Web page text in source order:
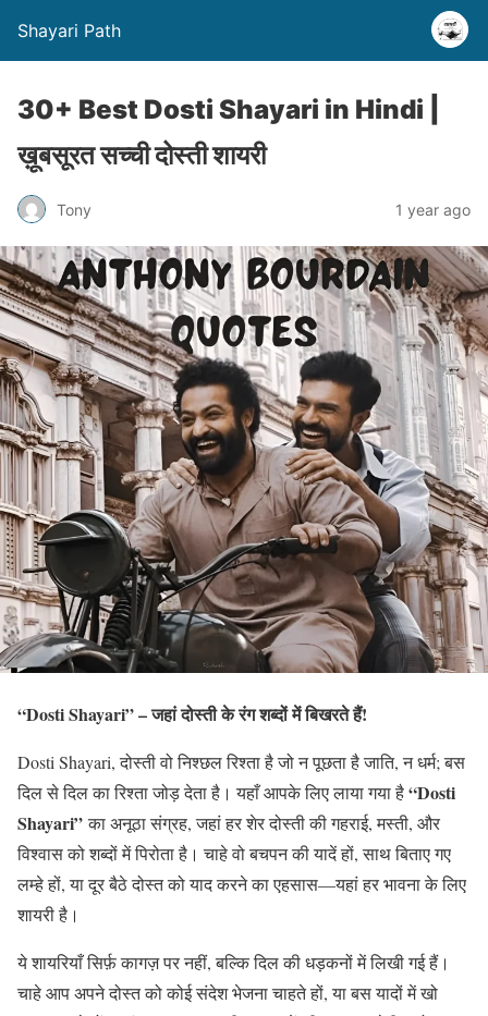
Shayari Path
30+ Best Dosti Shayari in Hindi |
ख़ूबसूरत सच्ची दोस्ती शायरी
Tony 1 year ago
“Dosti Shayari” – जहां दोस्ती के रंग शब्दों में बिखरते हैं!
Dosti Shayari, दोस्ती वो निश्छल रिश्ता है जो न पूछता है जाति, न धर्म; बस
दिल से दिल का रिश्ता जोड़ देता है। यहाँ आपके लिए लाया गया है“Dosti
Shayari”का अनूठा संग्रह, जहां हर शेर दोस्ती की गहराई, मस्ती, और
विश्वास को शब्दों में पिरोता है। चाहे वो बचपन की यादें हों, साथ बिताए गए
लम्हे हों, या दूर बैठे दोस्त को याद करने का एहसास—यहां हर भावना के लिए
शायरी है।
ये शायरियाँ सिर्फ़ कागज़ पर नहीं, बल्कि दिल की धड़कनों में लिखी गई हैं।
चाहे आप अपने दोस्त को कोई संदेश भेजना चाहते हों, या बस यादों में खो